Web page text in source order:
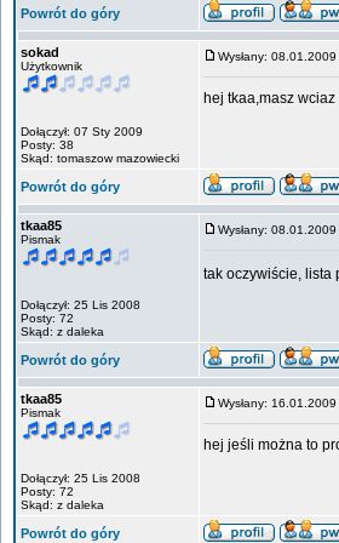
Powrót do góry
sokad
Użytkownik
Dołączył: 07 Sty 2009
Posty: 38
Skąd: tomaszow mazowiecki
Wysłany:
hej tkaa,masz
Powrót do góry
tkaa85
Pismak
Dołączył: 25 Lis 2008
Posty: 72
Skąd: z daleka
Wysłany:
tak oczywiście, lista
Powrót do góry
tkaa85
Pismak
Dołączył: 25 Lis 2008
Posty: 72
Skąd: z daleka
Wysłany:
hej jeśli można to
Powrót do góry